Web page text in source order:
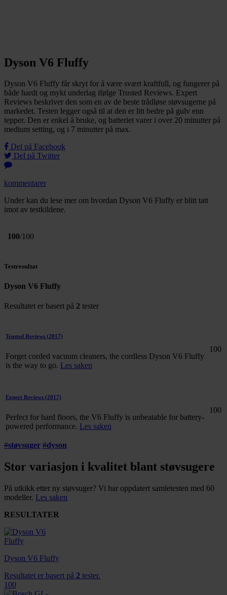
Dyson V6 Fluffy
Dyson V6 Fluffy får skryt for å være svært kraftfull, og fungerer på
både hardt og mykt underlag ifølge Trusted Reviews. Expert
Reviews beskriver den som en av de beste trådløse støvsugerne på
markedet. Testen legger også til at den er litt bedre på gulv enn
tepper. Den er enkel å bruke, og batteriet varer i over 20 minutter på
medium setting, og i 7 minutter på max.
Del på Facebook
Del på Twitter
kommentarer
Under kan du lese mer om hvordan Dyson V6 Fluffy er blitt tatt
imot av testkildene.
100/100
Testresultat
Dyson V6 Fluffy
Resultatet er basert på 2 tester
Trusted Reviews (2017)
Forget corded vacuum cleaners, the cordless Dyson V6 Fluffy
is the way to go. Les saken
100
Expert Reviews (2017)
Perfect for hard floors, the V6 Fluffy is unbeatable for battery-
powered performance. Les saken
100
#støvsuger #dyson
Stor variasjon i kvalitet blant støvsugere
På utkikk etter ny støvsuger? Vi har oppdatert samletesten med 60
modeller. Les saken
RESULTATER
Dyson V6 Fluffy
Resultatet er basert på 2 tester.
100